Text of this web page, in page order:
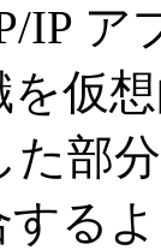
IP
仮
た部
る